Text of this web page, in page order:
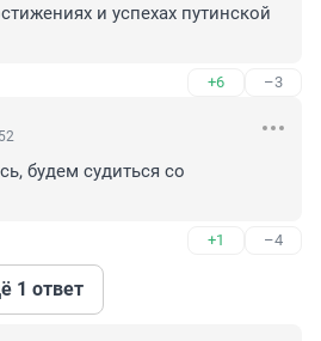
и успехах путинской
+6 –3
будем судиться со
+1 –4
1 ответ